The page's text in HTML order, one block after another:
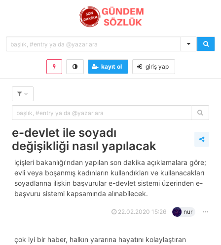
kayıt ol giriş yap
e-devlet ile soyadı
değişikliği nasıl yapılacak
i̇çişleri bakanlığı'ndan yapılan son dakika açıklamalara göre;
evli veya boşanmış kadınların kullandıkları ve kullanacakları
soyadlarına ilişkin başvurular e-devlet sistemi üzerinden e-
başvuru sistemi kapsamında alınabilecek.
22.02.2020 15:26 nur
çok iyi bir haber, halkın yararına hayatını kolaylaştıran